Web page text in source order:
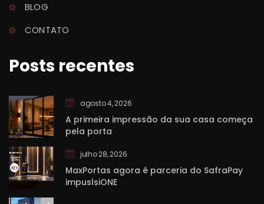
BLOG
CONTATO
Posts recente
agosto 4, 2026
A primeira impressão da sua casa começa
pela porta
julho 28, 2026
MaxPortas agora é parceria do SafraPay
impuslsiONE